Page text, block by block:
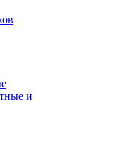
и